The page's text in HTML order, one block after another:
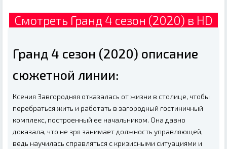
Смотреть Гранд 4 сезон (2020) в HD
Гранд 4 сезон (2020) описание
сюжетной линии:
Ксения Завгородняя отказалась от жизни в столице, чтобы
перебраться жить и работать в загородный гостиничный
комплекс, построенный ее начальником. Она давно
доказала, что не зря занимает должность управляющей,
ведь научилась справляться с кризисными ситуациями и